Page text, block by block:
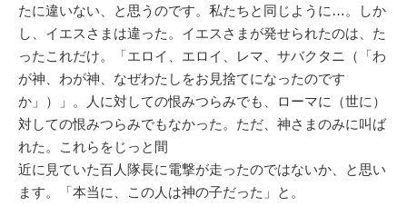
たに違いない、と思うのです。私たちと同じように…。しか
し、イエスさまは違った。イエスさまが発せられたのは、た
ったこれだけ。「エロイ、エロイ、レマ、サバクタニ（「わ
が神、わが神、なぜわたしをお見捨てになったのです
か」）」。人に対しての恨みつらみでも、ローマに（世に）
対しての恨みつらみでもなかった。ただ、神さまのみに叫ば
れた。これらをじっと間
近に見ていた百人隊長に電撃が走ったのではないか、と思い
ます。「本当に、この人は神の子だった」と。